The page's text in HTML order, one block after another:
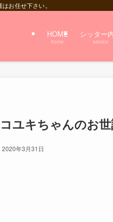
お任せ下さい。
HOME
home
シッター
service
ユキちゃんのお
2020年3月31日